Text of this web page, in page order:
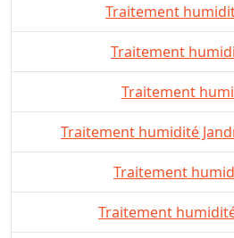
Traitement
Traitement
Traitement
Traitement humidité
Traitement
Traitement